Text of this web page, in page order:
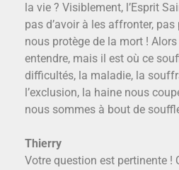
la vie ? Visiblement, l’Esprit
pas d’avoir à les affronter, pas
nous protège de la mort !
entendre, mais il est où ce
difficultés, la maladie, la
l’exclusion, la haine nous
nous sommes à bout de
Thierry
Votre question est pertinente !